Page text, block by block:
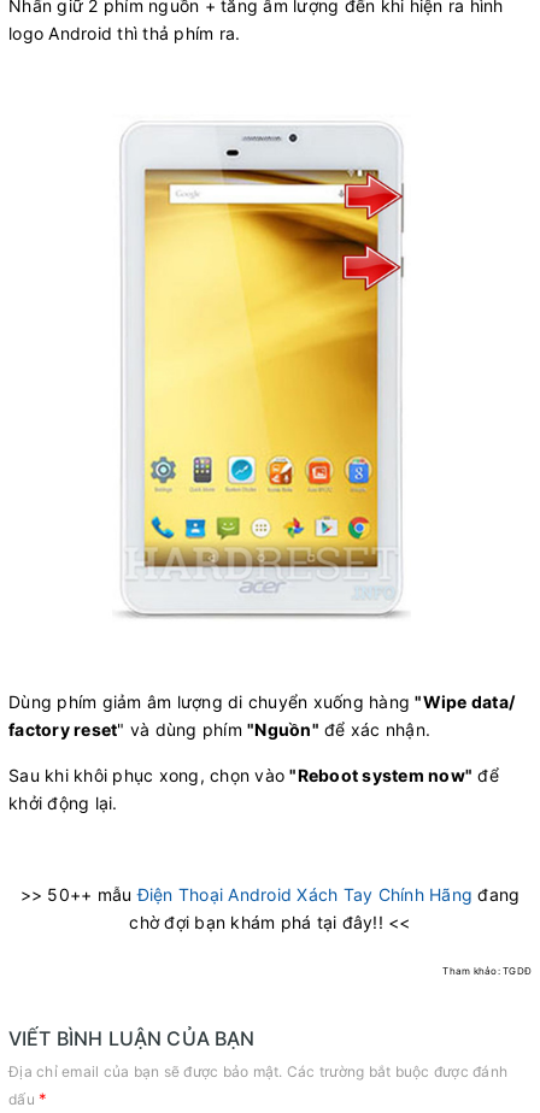
Nhấn giữ 2 phím nguồn + tăng âm lượng đến khi hiện ra hình
logo Android thì thả phím ra.
Dùng phím giảm âm lượng di chuyển xuống hàng"Wipe data/
factory reset" và dùng phím "Nguồn" để xác nhận.
Sau khi khôi phục xong, chọn vào"Reboot system now" để
khởi động lại.
>> 50++ mẫuĐiện Thoại Android Xách Tay Chính Hãng đang
chờ đợi bạn khám phá tại đây!! <<
Tham khảo: TGDĐ
VIẾT BÌNH LUẬN CỦA BẠN
Địa chỉ email của bạn sẽ được bảo mật. Các trường bắt buộc được đánh
dấu *